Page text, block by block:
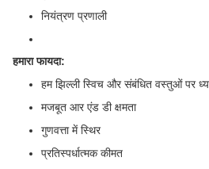
नियंत्रण प्रणाली
हमारा फायदा:
हम झिल्ली स्विच और संबंधित वस्तुओं पर
मजबूत आर एंड डी क्षमता
गुणवत्ता में स्थिर
प्रतिस्पर्धात्मक कीमत